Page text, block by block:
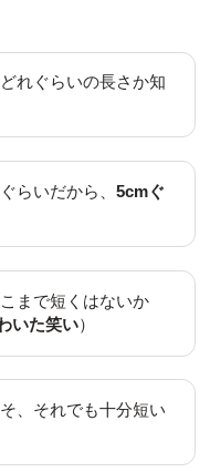
れぐらいの長さか知
らいだから、5cmぐ
まで短くはないか
いた笑い）
、それでも十分短い